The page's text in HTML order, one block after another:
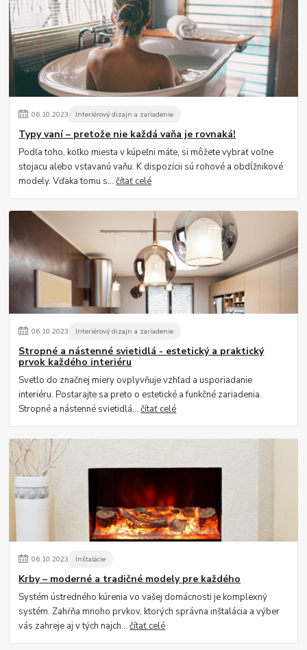
06.10.2023 Interiérový dizajn a zariadenie
Typy vaní – pretože nie každá vaňa je rovnaká!
Podľa toho, koľko miesta v kúpeľni máte, si môžete vybrať voľne
stojacu alebo vstavanú vaňu. K dispozícii sú rohové a obdĺžnikové
modely. Vďaka tomu s...čítať celé
06.10.2023 Interiérový dizajn a zariadenie
Stropné a nástenné svietidlá - estetický a praktický
prvok každého interiéru
Svetlo do značnej miery ovplyvňuje vzhľad a usporiadanie
interiéru. Postarajte sa preto o estetické a funkčné zariadenia.
Stropné a nástenné svietidlá...čítať celé
06.10.2023 Inštalácie
Krby – moderné a tradičné modely pre každého
Systém ústredného kúrenia vo vašej domácnosti je komplexný
systém. Zahŕňa mnoho prvkov, ktorých správna inštalácia a výber
vás zahreje aj v tých najch...čítať celé